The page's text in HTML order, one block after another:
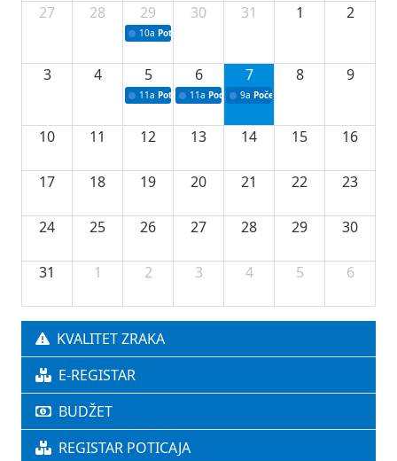
27
28 29
10a Potpisivanje ugovora sa neprofitnim
30 31 1 2
3 4 5
11a Potpisivanje ugovora o stipendijama za
6
11a Podrška razvoju vodne infrastrukture u
7
9a Početak izgradnje nove
8 9
10 11 12 13 14 15 16
17 18 19 20 21 22 23
24 25 26 27 28 29 30
31 1 2 3 4 5 6
KVALITET ZRAKA
E-REGISTAR
BUDŽET
REGISTAR POTICAJA